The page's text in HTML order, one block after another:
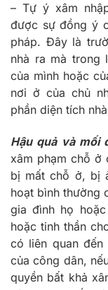
– Tự ý xâm
được sự đồng ý
pháp. Đây là
nhà ra mà trong
của mình hoặc
nơi ở của chủ
phần diện tích
Hậu quả và mối
xâm phạm chỗ ở
bị mất chỗ ở, bị
hoạt bình thường
gia đình họ
hoặc tinh thần
có liên quan
của công dân,
quyền bất khả